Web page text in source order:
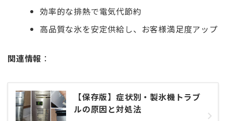
効率的な排熱で電気代節約
高品質な氷を安定供給し、お客様満足度アップ
関連情報 ：
【保存版】症状別・製氷機トラブ
ルの原因と対処法